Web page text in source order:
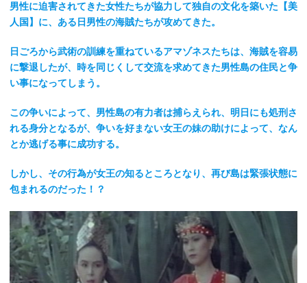
男性に迫害されてきた女性たちが協力して独自の文化を築いた【美
人国】に、ある日男性の海賊たちが攻めてきた。
日ごろから武術の訓練を重ねているアマゾネスたちは、海賊を容易
に撃退したが、時を同じくして交流を求めてきた男性島の住民と争
い事になってしまう。
この争いによって、 男性島の有力者は捕らえられ、明日にも処刑さ
れる身分となるが、争いを好まない女王の妹の助けによって、なん
とか逃げる事に成功する。
しかし、その行為が女王の知るところとなり、再び島は緊張状態に
包まれるのだった！？